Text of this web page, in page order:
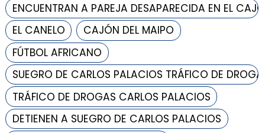
ENCUENTRAN A PAREJA DESAPARECIDA EN EL
EL CANELO
CAJÓN DEL MAIPO
FÚTBOL AFRICANO
SUEGRO DE CARLOS PALACIOS TRÁFICO DE DROGA
TRÁFICO DE DROGAS CARLOS PALACIOS
DETIENEN A SUEGRO DE CARLOS PALACIOS